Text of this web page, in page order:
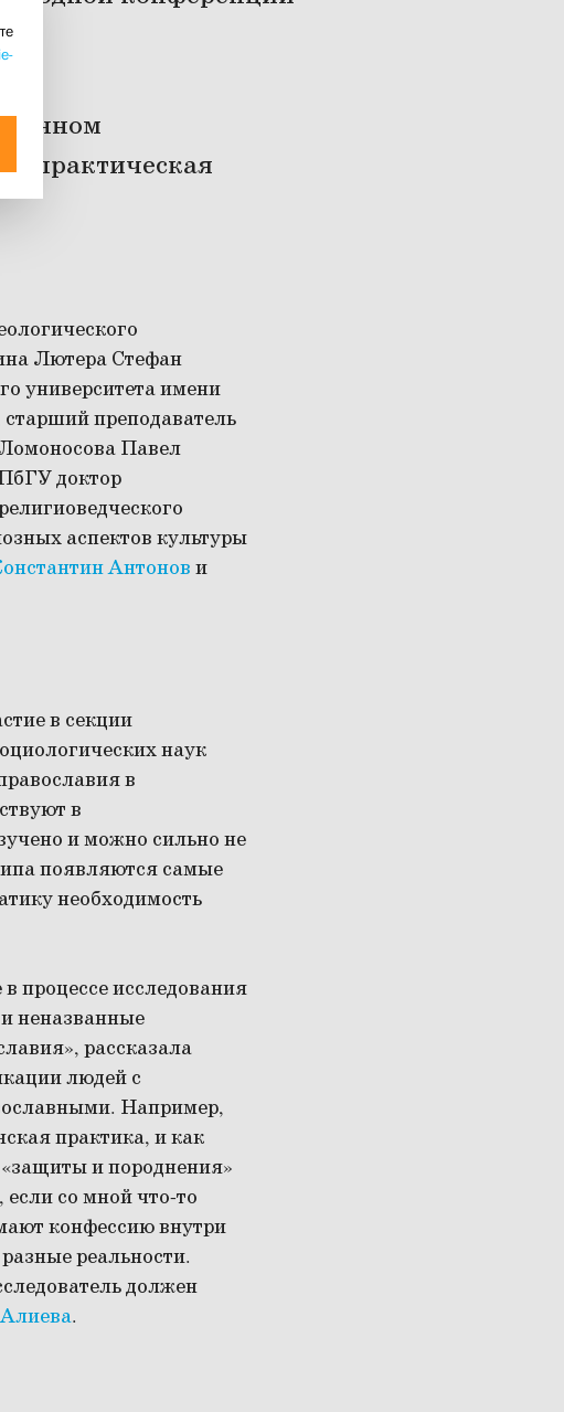
практическая
Лютера Стефан
университета имени
преподаватель
Павел
доктор
аспектов культуры
Антонов и
в секции
наук
в
в
и можно сильно не
появляются самые
необходимость
процессе исследования
неназванные
рассказала
людей с
Например,
практика, и как
«защиты и породнения»
со мной что-то
конфессию внутри
реальности.
должен
.